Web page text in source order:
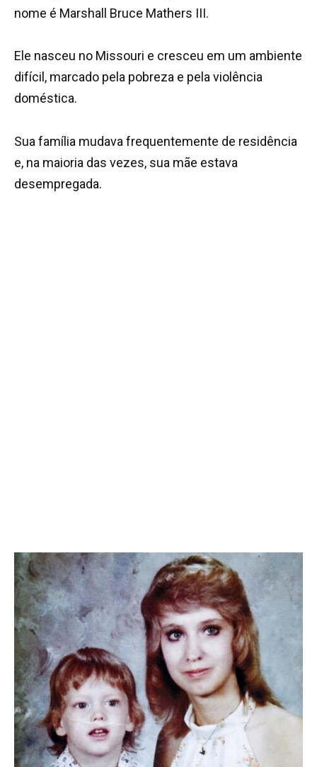
nome é Marshall Bruce Mathers III.
Ele nasceu no Missouri e cresceu em um ambiente
difícil, marcado pela pobreza e pela violência
doméstica.
Sua família mudava frequentemente de residência
e, na maioria das vezes, sua mãe estava
desempregada.